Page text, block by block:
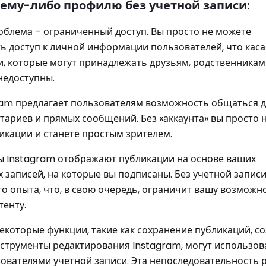
либо профилю без учетной записи:
– ограниченный доступ. Вы просто не можете
к личной информации пользователей, что
которые могут принадлежать друзьям,
предлагает пользователям возможность общаться
и прямых сообщений. Без «аккаунта» вы просто
и станете простым зрителем.
Instagram отображают публикации на основе ваших
на которые вы подписаны. Без учетной
опыта, что, в свою очередь, ограничит вашу
функции, такие как сохранение публикаций,
редактирования Instagram, могут
учетной записи. Эта непоследовательность